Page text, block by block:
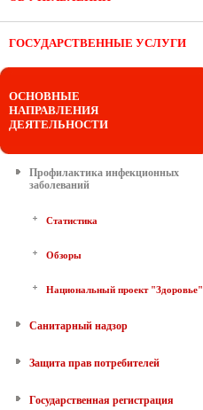
ГОСУДАРСТВЕННЫЕ УСЛУГИ
ОСНОВНЫЕ
НАПРАВЛЕНИЯ
ДЕЯТЕЛЬНОСТИ
Профилактика инфекционных
заболеваний
Статистика
Обзоры
Национальный проект "Здоровье"
Санитарный надзор
Защита прав потребителей
Государственная регистрация